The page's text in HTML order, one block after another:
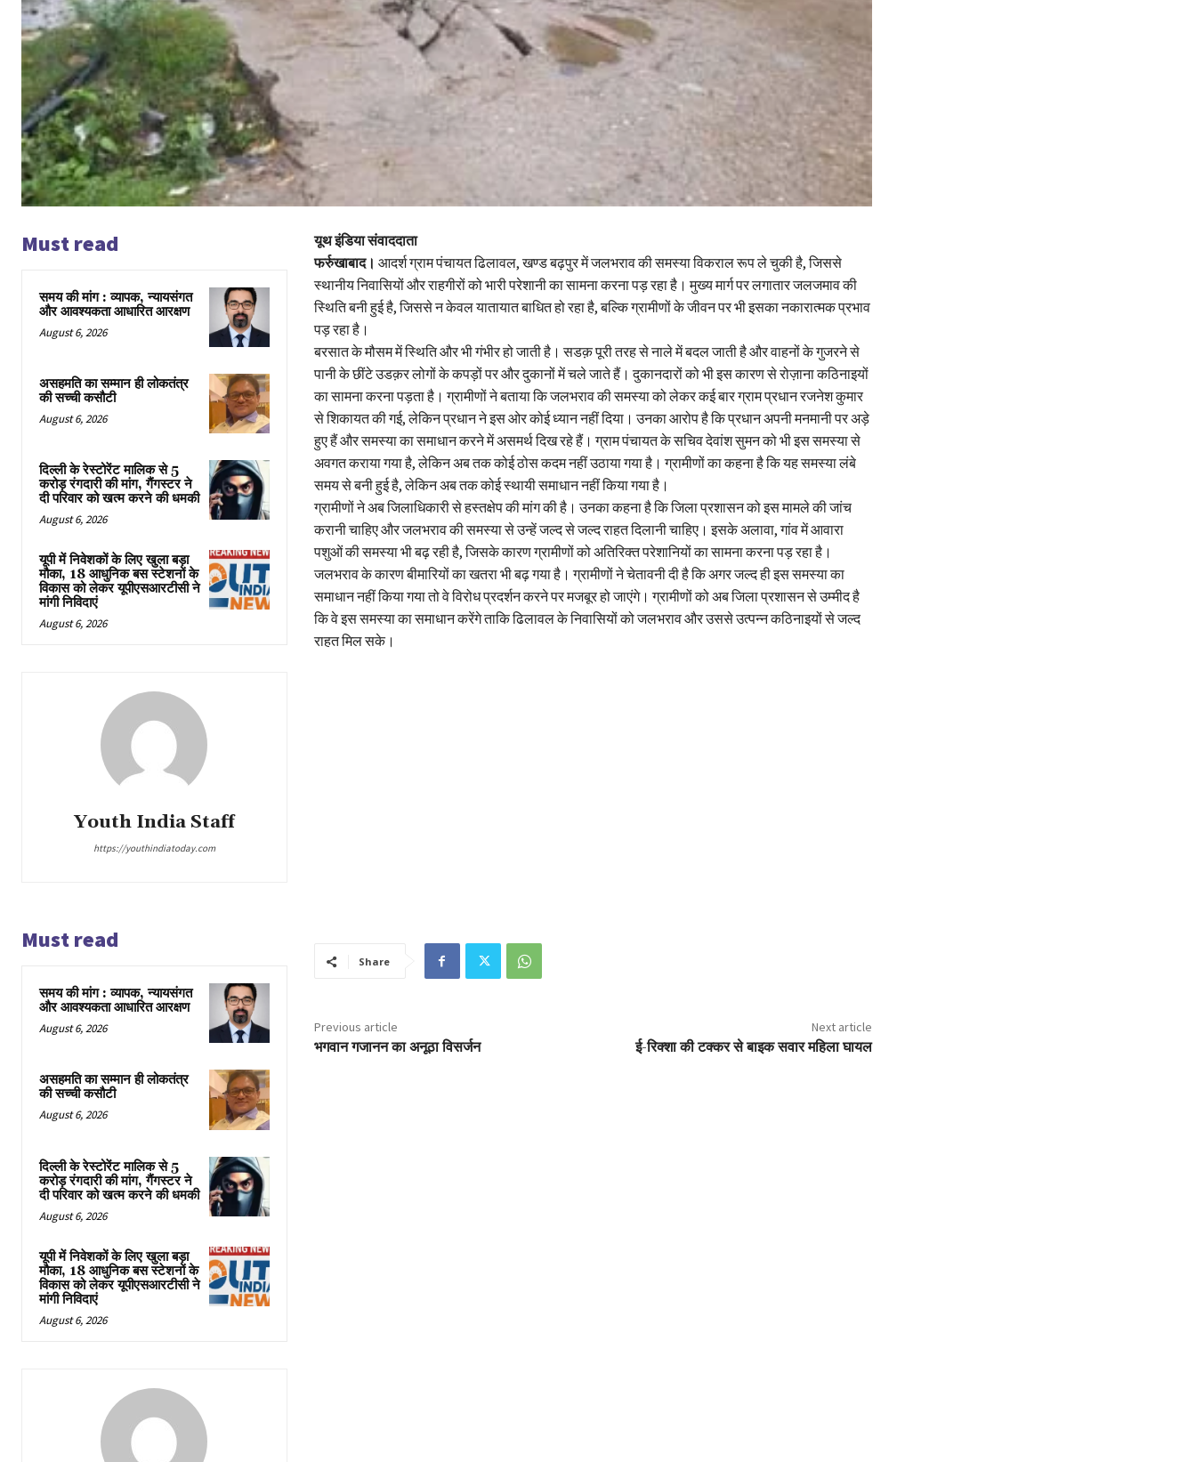
Must read
समय की मांग : व्यापक, न्यायसंगत
और आवश्यकता आधारित आरक्षण
August 6, 2026
असहमति का सम्मान ही लोकतंत्र
की सच्ची कसौटी
August 6, 2026
दिल्ली के रेस्टोरेंट मालिक से 5
करोड़ रंगदारी की मांग, गैंगस्टर ने
दी परिवार को खत्म करने की धमकी
August 6, 2026
यूपी में निवेशकों के लिए खुला बड़ा
मौका, 18 आधुनिक बस स्टेशनों के
विकास को लेकर यूपीएसआरटीसी ने
मांगी निविदाएं
August 6, 2026
Youth India Staff
https://youthindiatoday.com
यूथ इंडिया संवाददाता
फर्रुखाबाद। आदर्श ग्राम पंचायत ढिलावल, खण्ड बढ़पुर में जलभराव की समस्या विकराल रूप ले चुकी है, जिससे
स्थानीय निवासियों और राहगीरों को भारी परेशानी का सामना करना पड़ रहा है। मुख्य मार्ग पर लगातार जलजमाव की
स्थिति बनी हुई है, जिससे न केवल यातायात बाधित हो रहा है, बल्कि ग्रामीणों के जीवन पर भी इसका नकारात्मक प्रभाव
पड़ रहा है।
बरसात के मौसम में स्थिति और भी गंभीर हो जाती है। सडक़ पूरी तरह से नाले में बदल जाती है और वाहनों के गुजरने से
पानी के छींटे उडक़र लोगों के कपड़ों पर और दुकानों में चले जाते हैं। दुकानदारों को भी इस कारण से रोज़ाना कठिनाइयों
का सामना करना पड़ता है। ग्रामीणों ने बताया कि जलभराव की समस्या को लेकर कई बार ग्राम प्रधान रजनेश कुमार
से शिकायत की गई, लेकिन प्रधान ने इस ओर कोई ध्यान नहीं दिया। उनका आरोप है कि प्रधान अपनी मनमानी पर अड़े
हुए हैं और समस्या का समाधान करने में असमर्थ दिख रहे हैं। ग्राम पंचायत के सचिव देवांश सुमन को भी इस समस्या से
अवगत कराया गया है, लेकिन अब तक कोई ठोस कदम नहीं उठाया गया है। ग्रामीणों का कहना है कि यह समस्या लंबे
समय से बनी हुई है, लेकिन अब तक कोई स्थायी समाधान नहीं किया गया है।
ग्रामीणों ने अब जिलाधिकारी से हस्तक्षेप की मांग की है। उनका कहना है कि जिला प्रशासन को इस मामले की जांच
करानी चाहिए और जलभराव की समस्या से उन्हें जल्द से जल्द राहत दिलानी चाहिए। इसके अलावा, गांव में आवारा
पशुओं की समस्या भी बढ़ रही है, जिसके कारण ग्रामीणों को अतिरिक्त परेशानियों का सामना करना पड़ रहा है।
जलभराव के कारण बीमारियों का खतरा भी बढ़ गया है। ग्रामीणों ने चेतावनी दी है कि अगर जल्द ही इस समस्या का
समाधान नहीं किया गया तो वे विरोध प्रदर्शन करने पर मजबूर हो जाएंगे। ग्रामीणों को अब जिला प्रशासन से उम्मीद है
कि वे इस समस्या का समाधान करेंगे ताकि ढिलावल के निवासियों को जलभराव और उससे उत्पन्न कठिनाइयों से जल्द
राहत मिल सके।
Must read
समय की मांग : व्यापक, न्यायसंगत
और आवश्यकता आधारित आरक्षण
August 6, 2026
असहमति का सम्मान ही लोकतंत्र
की सच्ची कसौटी
August 6, 2026
दिल्ली के रेस्टोरेंट मालिक से 5
करोड़ रंगदारी की मांग, गैंगस्टर ने
दी परिवार को खत्म करने की धमकी
August 6, 2026
यूपी में निवेशकों के लिए खुला बड़ा
मौका, 18 आधुनिक बस स्टेशनों के
विकास को लेकर यूपीएसआरटीसी ने
मांगी निविदाएं
August 6, 2026
Share
Previous article
भगवान गजानन का अनूठा विसर्जन
Next article
ई-रिक्शा की टक्कर से बाइक सवार महिला घायल